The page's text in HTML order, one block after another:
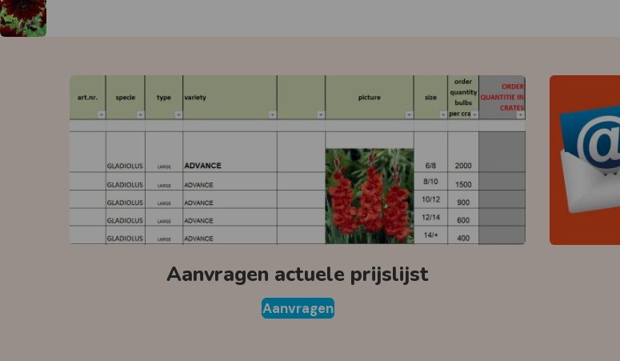
Aanvragen actuele prijslijst
Aanvragen